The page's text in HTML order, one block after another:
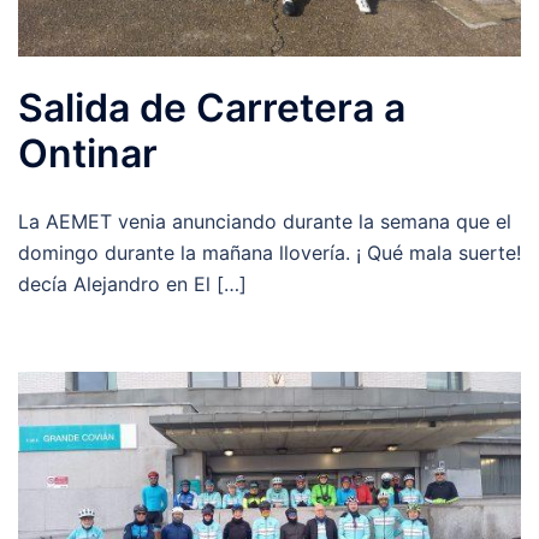
Salida de Carretera a
Ontinar
La AEMET venia anunciando durante la semana que el
domingo durante la mañana llovería. ¡ Qué mala suerte!
decía Alejandro en El […]